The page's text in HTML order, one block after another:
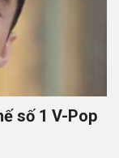
số 1 V-Pop